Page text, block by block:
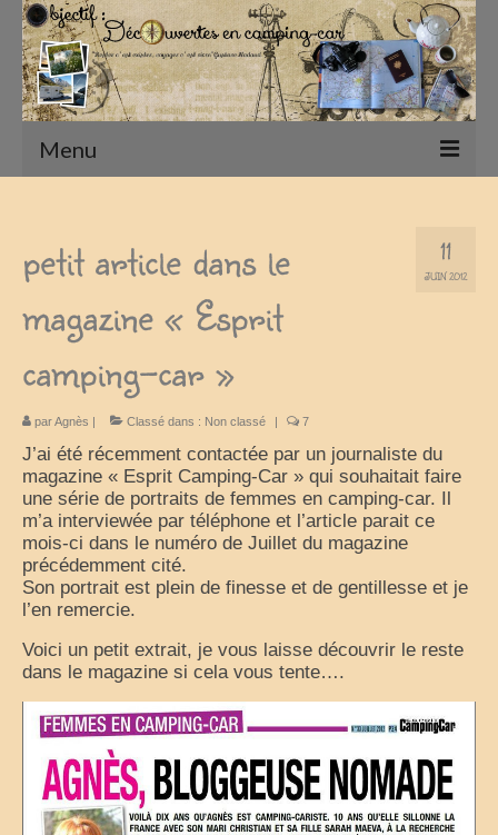
Menu
Présentation
Qui sommes nous ?
Notre matériel photographique
Nos Vadrouilles
France
nos sorties classées par région
Parcs d’attractions et animaliers
Circuits vacances d’été
Europe
Nos voyages classés par pays
Monde
11
JUIN 2012
petit article dans le
magazine « Esprit
camping-car »
parAgnès | Classé dans : Non classé | 7
J’ai été récemment contactée par un journaliste du
magazine « Esprit Camping-Car » qui souhaitait faire
une série de portraits de femmes en camping-car. Il
m’a interviewée par téléphone et l’article parait ce
mois-ci dans le numéro de Juillet du magazine
précédemment cité.
Son portrait est plein de finesse et de gentillesse et je
l’en remercie.
Voici un petit extrait, je vous laisse découvrir le reste
dans le magazine si cela vous tente….